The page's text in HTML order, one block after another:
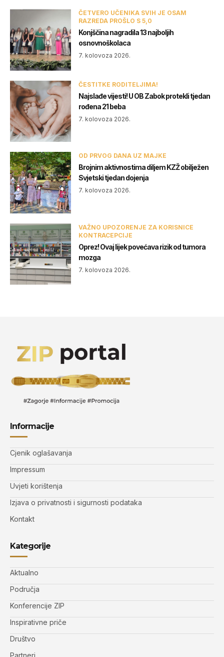
ČETVERO UČENIKA SVIH JE OSAM
RAZREDA PROŠLO S 5,0
Konjščina nagradila 13 najboljih
osnovnoškolaca
7. kolovoza 2026.
ČESTITKE RODITELJIMA!
Najslađe vijesti! U OB Zabok protekli tjedan
rođena 21 beba
7. kolovoza 2026.
OD PRVOG DANA UZ MAJKE
Brojnim aktivnostima diljem KZŽ obilježen
Svjetski tjedan dojenja
7. kolovoza 2026.
VAŽNO UPOZORENJE ZA KORISNICE
KONTRACEPCIJE
Oprez! Ovaj lijek povećava rizik od tumora
mozga
7. kolovoza 2026.
Informacije
Cjenik oglašavanja
Impressum
Uvjeti korištenja
Izjava o privatnosti i sigurnosti podataka
Kontakt
Kategorije
Aktualno
Područja
Konferencije ZIP
Inspirativne priče
Društvo
Partneri